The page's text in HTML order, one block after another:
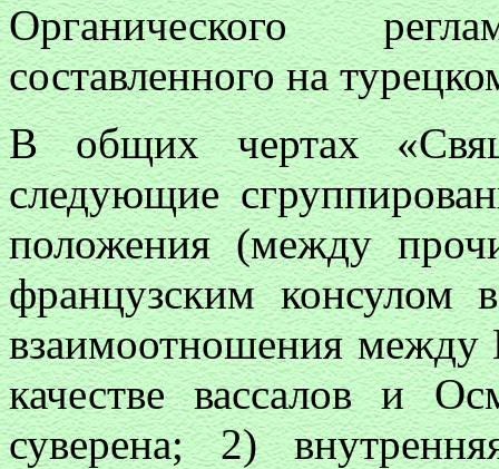
Органического
составленного на
В общих чертах
следующие
положения (между
французским консулом
взаимоотношения между
качестве вассалов и
суверена; 2)